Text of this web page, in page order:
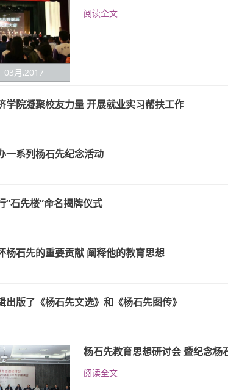
03月,2017
阅读全文
学院凝聚校友力量 开展就业实习帮扶工作
一系列杨石先纪念活动
“石先楼”命名揭牌仪式
杨石先的重要贡献 阐释他的教育思想
出版了《杨石先文选》和《杨石先图传》
杨石先教育思想研讨会 暨纪念
阅读全文